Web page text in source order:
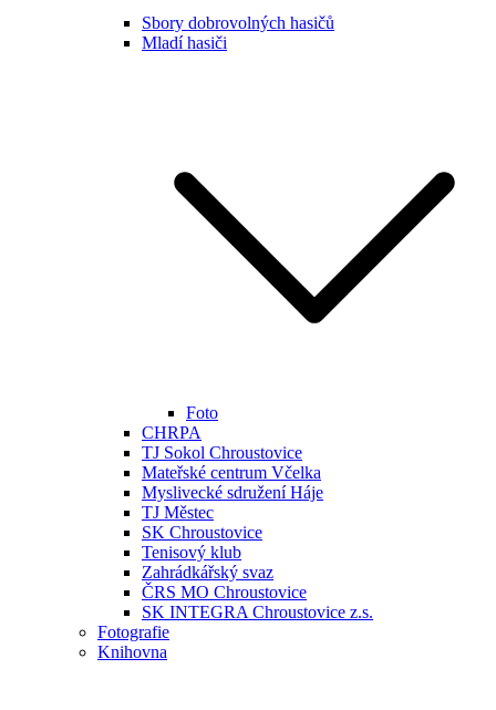
Sbory dobrovolných hasičů
Mladí hasiči
Foto
CHRPA
TJ Sokol Chroustovice
Mateřské centrum Včelka
Myslivecké sdružení Háje
TJ Městec
SK Chroustovice
Tenisový klub
Zahrádkářský svaz
ČRS MO Chroustovice
SK INTEGRA Chroustovice z.s.
Fotografie
Knihovna